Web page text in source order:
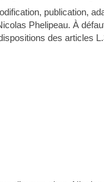
publication,
Phelipeau. À
des articles